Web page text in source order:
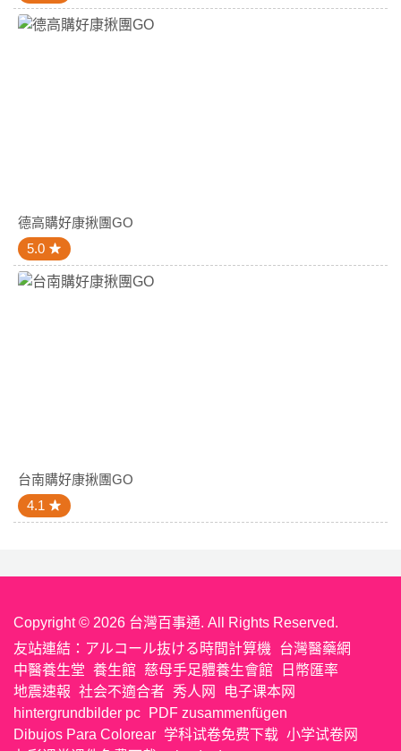
德高購好康揪團GO
5.0
台南購好康揪團GO
4.1
Copyright © 2026 台灣百事通. All Rights Reserved.
友站連結： アルコール抜ける時間計算機
台灣醫藥網
中醫養生堂 養生館 慈母手足體養生會館
日幣匯率
地震速報 社会不適合者 秀人网
电子课本网
hintergrundbilder pc
PDF zusammenfügen
Dibujos Para Colorear 学科试卷免费下载 小学试卷网